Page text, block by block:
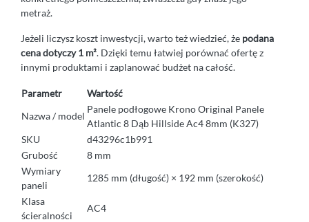
metraż.
Jeżeli liczysz koszt inwestycji, warto też wiedzieć, że podana
cena dotyczy 1 m². Dzięki temu łatwiej porównać ofertę z
innymi produktami i zaplanować budżet na całość.
Parametr
Wartość
Nazwa / model
Panele podłogowe Krono Original Panele
Atlantic 8 Dąb Hillside Ac4 8mm (K327)
SKU
d43296c1b991
Grubość
8 mm
Wymiary
paneli
1285 mm (długość) × 192 mm (szerokość)
Klasa
ścieralności
AC4